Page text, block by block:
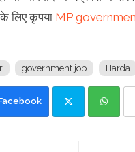
लिए कृपया MP
government job Harda